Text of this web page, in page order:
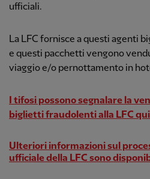
ufficiali.
La LFC fornisce a questi agenti
e questi pacchetti vengono
viaggio e/o pernottamento in
I tifosi possono segnalare la
biglietti fraudolenti alla LFC
Ulteriori informazioni sul
ufficiale della LFC sono